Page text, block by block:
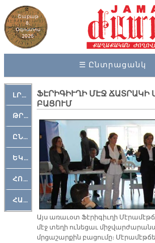
Շաբաթ
8,
Օգոստոս
2026
☰ Ընտրացանկ
ԼՐԱՀՈՍ
ԹՐՔԱՀԱՅ ԿԵԱՆՔ
ԸՆԿԵՐԱՄՇԱԿՈՒԹԱՅԻՆ
ԵԿԵՂԵՑԱԿԱՆ
ՀՈԳԵՄՏԱՒՈՐ
ՀԱՐԹԱԿ
ՖԷՐԻԳԻՒՂԻ ՄԷՋ ՃԱՏՐԱԿԻ
ԲԱՑՈՒՄ
Այս ա­ռա­ւօտ Ֆէ­րի­գիւ­ղի
մէջ տե­ղի ու­նե­ցաւ
մրցա­շար­քին բա­ցու­մը։